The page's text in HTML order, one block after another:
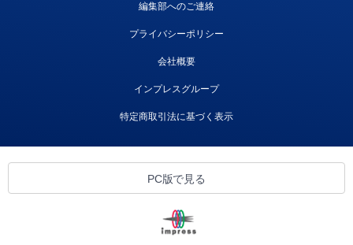
編集部へのご連絡
プライバシーポリシー
会社概要
インプレスグループ
特定商取引法に基づく表示
PC版で見る